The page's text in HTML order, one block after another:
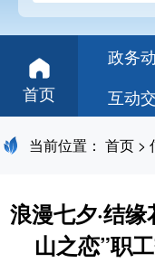
首页
政务
互动
当前位置： 首页 >
浪漫七夕·结
山之恋”职